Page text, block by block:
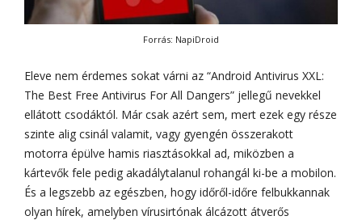
Forrás: NapiDroid
Eleve nem érdemes sokat várni az “Android Antivirus XXL:
The Best Free Antivirus For All Dangers” jellegű nevekkel
ellátott csodáktól. Már csak azért sem, mert ezek egy része
szinte alig csinál valamit, vagy gyengén összerakott
motorra épülve hamis riasztásokkal ad, miközben a
kártevők fele pedig akadálytalanul rohangál ki-be a mobilon.
És a legszebb az egészben, hogy időről-időre felbukkannak
olyan hírek, amelyben vírusirtónak álcázott átverős